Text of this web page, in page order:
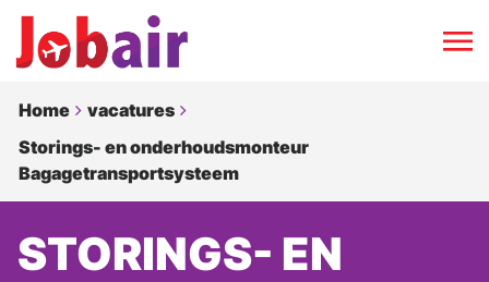
Home
vacatures
Storings- en onderhoudsmonteur
Bagagetransportsysteem
STORINGS- EN